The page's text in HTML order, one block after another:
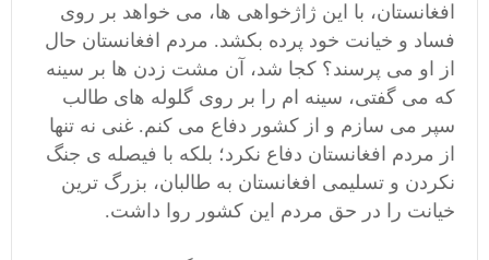
افغانستان، با این ژاژخواهی ها، می خواهد بر روی
فساد و خیانت خود پرده بکشد. مردم افغانستان حال
از او می پرسند؟ کجا شد، آن مشت زدن ها بر سینه
که می گفتی، سینه ام را بر روی گلوله های طالب
سپر می سازم و از کشور دفاع می کنم. غنی نه تنها
از مردم افغانستان دفاع نکرد؛ بلکه با فیصله ی جنگ
نکردن و تسلیمی افغانستان به طالبان، بزرگ ترین
خیانت را در حق مردم این کشور روا داشت.